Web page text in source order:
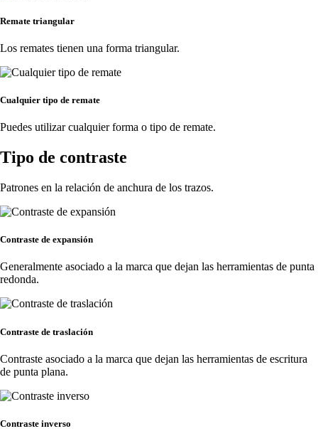
Remate triangular
Los remates tienen una forma triangular.
Cualquier tipo de remate
Puedes utilizar cualquier forma o tipo de remate.
Tipo de contraste
Patrones en la relación de anchura de los trazos.
Contraste de expansión
Generalmente asociado a la marca que dejan las herramientas de punta
redonda.
Contraste de traslación
Contraste asociado a la marca que dejan las herramientas de escritura
de punta plana.
Contraste inverso